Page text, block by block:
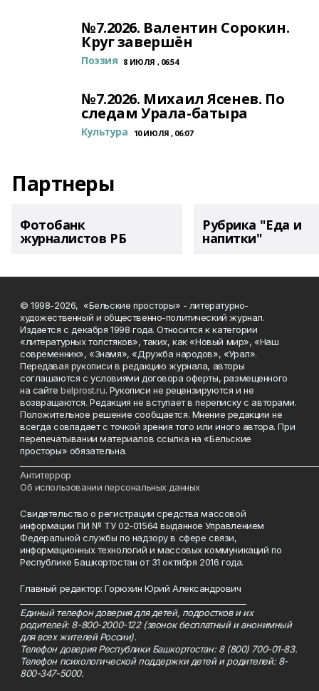
№7.2026. Валентин Сорокин.
Круг завершён
Поэзия 8 ИЮЛЯ , 06:54
№7.2026. Михаил Ясенев. По
следам Урала-батыра
Культура 10 ИЮЛЯ , 06:07
Партнеры
Фотобанк
журналистов РБ
Рубрика "Еда и
напитки"
© 1998-2026, «Бельские просторы» - литературно-
художественный и общественно-политический журнал.
Издается с декабря 1998 года. Относится к категории
«литературных толстяков», таких, как «Новый мир», «Наш
современник», «Знамя», «Дружба народов», «Урал».
Передавая рукописи в редакцию журнала, авторы
соглашаются с условиями договора оферты, размещенного
на сайтеbelprost.ru. Рукописи не рецензируются и не
возвращаются. Редакция не вступает в переписку с авторами.
Положительное решение сообщается. Мнение редакции не
всегда совпадает с точкой зрения того или иного автора. При
перепечатывании материалов ссылка на «Бельские
просторы» обязательна.
Антитеррор
Об использовании персональных данных
Свидетельство о регистрации средства массовой
информации ПИ № ТУ 02-01564 выданное Управлением
Федеральной службы по надзору в сфере связи,
информационных технологий и массовых коммуникаций по
Республике Башкортостан от 31 октября 2016 года.
Главный редактор: Горюхин Юрий Александрович
Единый телефон доверия для детей, подростков и их
родителей: 8-800-2000-122 (звонок бесплатный и анонимный
для всех жителей России).
Телефон доверия Республики Башкортостан: 8 (800) 700-01-83.
Телефон психологической поддержки детей и родителей: 8-
800-347-5000.